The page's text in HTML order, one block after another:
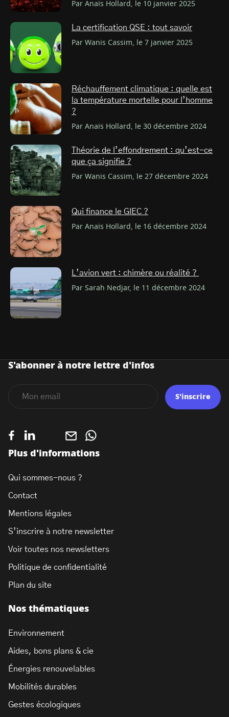
Par Anaïs Hollard, le 10 janvier 2025
La certification QSE : tout savoir
Par Wanis Cassim, le 7 janvier 2025
Réchauffement climatique : quelle est
la température mortelle pour l’homme
?
Par Anaïs Hollard, le 30 décembre 2024
Théorie de l’effondrement : qu’est-ce
que ça signifie ?
Par Wanis Cassim, le 27 décembre 2024
Qui finance le GIEC ?
Par Anaïs Hollard, le 16 décembre 2024
L’avion vert : chimère ou réalité ?
Par Sarah Nedjar, le 11 décembre 2024
Nos thématiques
Environnement
Aides, bons plans & cie
Énergies renouvelables
Mobilités durables
Gestes écologiques
Plus d'informations
Qui sommes-nous ?
Contact
Mentions légales
S’inscrire à notre newsletter
Voir toutes nos newsletters
Politique de confidentialité
Plan du site
S'abonner à notre lettre d'infos
S'inscrire